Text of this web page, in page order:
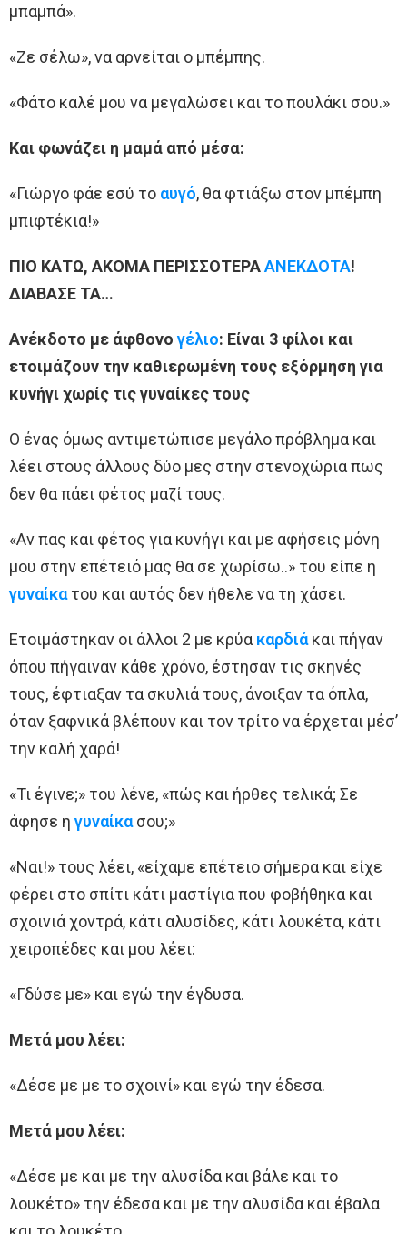
μπαμπά».
«Ζε σέλω», να αρνείται ο μπέμπης.
«Φάτο καλέ μου να μεγαλώσει και το πουλάκι σου.»
Και φωνάζει η μαμά από μέσα:
«Γιώργο φάε εσύ το αυγό, θα φτιάξω στον μπέμπη
μπιφτέκια!»
ΠΙΟ ΚΑΤΩ, ΑΚΟΜΑ ΠΕΡΙΣΣΟΤΕΡΑΑΝΕΚΔΟΤΑ!
ΔΙΑΒΑΣΕ ΤΑ…
Ανέκδοτο με άφθονο γέλιο: Είναι 3 φίλοι και
ετοιμάζουν την καθιερωμένη τους εξόρμηση για
κυνήγι χωρίς τις γυναίκες τους
Ο ένας όμως αντιμετώπισε μεγάλο πρόβλημα και
λέει στους άλλους δύο μες στην στενοχώρια πως
δεν θα πάει φέτος μαζί τους.
«Αν πας και φέτος για κυνήγι και με αφήσεις μόνη
μου στην επέτειό μας θα σε χωρίσω..» του είπε η
γυναίκατου και αυτός δεν ήθελε να τη χάσει.
Ετοιμάστηκαν οι άλλοι 2 με κρύα καρδιάκαι πήγαν
όπου πήγαιναν κάθε χρόνο, έστησαν τις σκηνές
τους, έφτιαξαν τα σκυλιά τους, άνοιξαν τα όπλα,
όταν ξαφνικά βλέπουν και τον τρίτο να έρχεται μέσ’
την καλή χαρά!
«Τι έγινε;» του λένε, «πώς και ήρθες τελικά; Σε
άφησε η γυναίκασου;»
«Ναι!» τους λέει, «είχαμε επέτειο σήμερα και είχε
φέρει στο σπίτι κάτι μαστίγια που φοβήθηκα και
σχοινιά χοντρά, κάτι αλυσίδες, κάτι λουκέτα, κάτι
χειροπέδες και μου λέει:
«Γδύσε με» και εγώ την έγδυσα.
Μετά μου λέει:
«Δέσε με με το σχοινί» και εγώ την έδεσα.
Μετά μου λέει:
«Δέσε με και με την αλυσίδα και βάλε και το
λουκέτο» την έδεσα και με την αλυσίδα και έβαλα